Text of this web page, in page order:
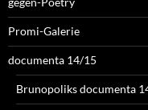
Promi-Galerie
documenta 14/15
Brunopoliks documenta